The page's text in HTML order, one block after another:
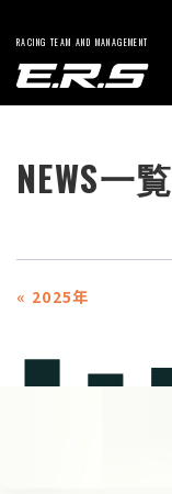
RACING TEAM AND MANAGEMENT
NEWS一覧
« 2025年